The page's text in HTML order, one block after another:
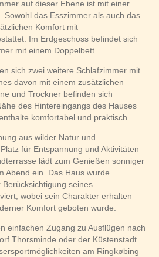
auf dieser Ebene ist mit einer
Sowohl das Esszimmer als auch das
Komfort mit
Im Erdgeschoss befindet sich
mit einem Doppelbett.
sich zwei weitere Schlafzimmer mit
davon mit einem zusätzlichen
und Trockner befinden sich
des Hintereingangs des Hauses
komfortabel und praktisch.
aus wilder Natur und
für Entspannung und Aktivitäten
lädt zum Genießen sonniger
Abend ein. Das Haus wurde
seines
wobei sein Charakter erhalten
Komfort geboten wurde.
einfachen Zugang zu Ausflügen nach
Thorsminde oder der Küstenstadt
am Ringkøbing